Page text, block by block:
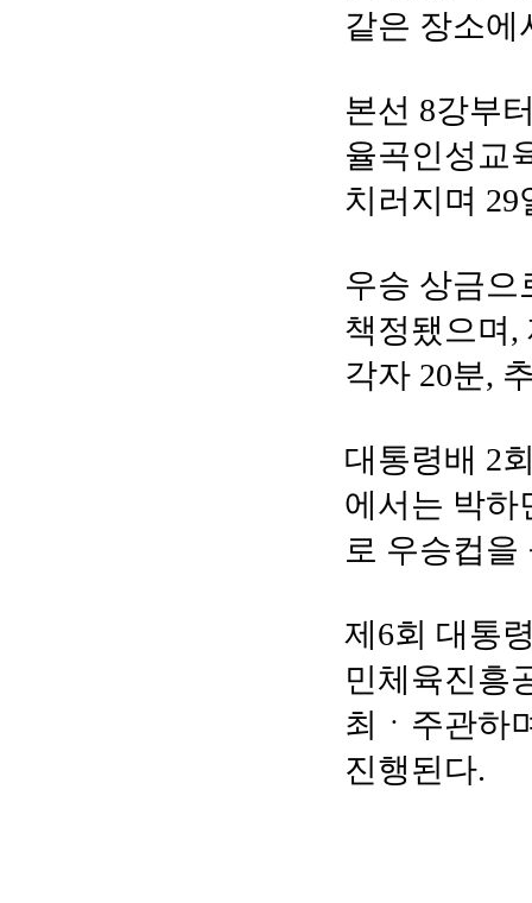
같은 장소에
본선 8강부
율곡인성교
치러지며
우승 상금으
책정됐으며,
각자 20분,
대통령배 2
에서는 박하
로 우승컵을
제6회 대통
민체육진흥
최ㆍ주관하
진행된다.